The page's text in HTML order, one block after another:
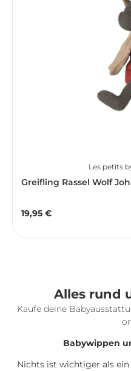
Les petits
Greifling Rassel Wolf
Regulärer Preis:
19,95 €
Alles rund
Kaufe deine
Babywippen
Nichts ist wichtiger als